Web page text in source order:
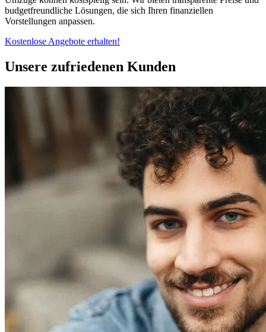
budgetfreundliche Lösungen, die sich Ihren finanziellen
Vorstellungen anpassen.
Kostenlose Angebote erhalten!
Unsere zufriedenen Kunden